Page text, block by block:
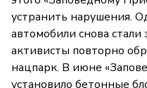
устранить нарушения.
автомобили снова
активисты повторно
нацпарк. В июне
установило бетонные